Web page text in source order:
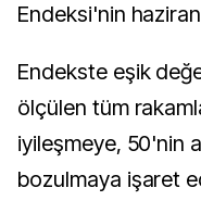
Endeksi'nin haziran
Endekste eşik
ölçülen tüm
iyileşmeye, 50'nin
bozulmaya işaret